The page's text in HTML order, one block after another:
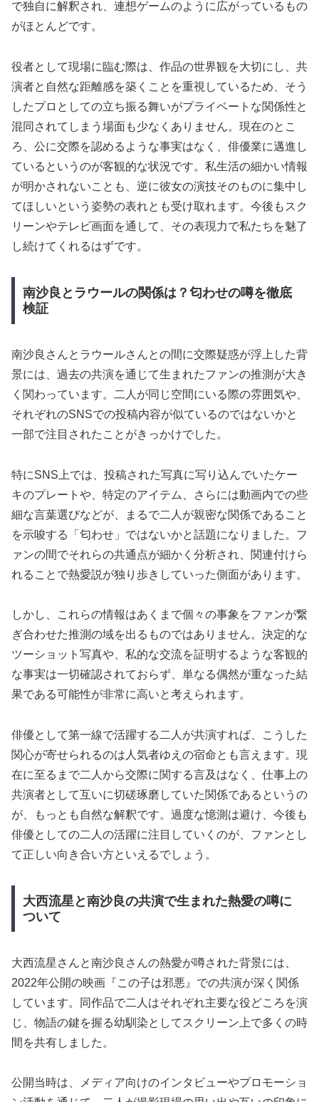
で独自に解釈され、連想ゲームのように広がっているもの
がほとんどです。
役者として現場に臨む際は、作品の世界観を大切にし、共
演者と自然な距離感を築くことを重視しているため、そう
したプロとしての立ち振る舞いがプライベートな関係性と
混同されてしまう場面も少なくありません。現在のとこ
ろ、公に交際を認めるような事実はなく、俳優業に邁進し
ているというのが客観的な状況です。私生活の細かい情報
が明かされないことも、逆に彼女の演技そのものに集中し
てほしいという姿勢の表れとも受け取れます。今後もスク
リーンやテレビ画面を通して、その表現力で私たちを魅了
し続けてくれるはずです。
南沙良とラウールの関係は？匂わせの噂を徹底
検証
南沙良さんとラウールさんとの間に交際疑惑が浮上した背
景には、過去の共演を通じて生まれたファンの推測が大き
く関わっています。二人が同じ空間にいる際の雰囲気や、
それぞれのSNSでの投稿内容が似ているのではないかと
一部で注目されたことがきっかけでした。
特にSNS上では、投稿された写真に写り込んでいたケー
キのプレートや、特定のアイテム、さらには動画内での些
細な言葉選びなどが、まるで二人が親密な関係であること
を示唆する「匂わせ」ではないかと話題になりました。フ
ァンの間でそれらの共通点が細かく分析され、関連付けら
れることで熱愛説が独り歩きしていった側面があります。
しかし、これらの情報はあくまで個々の事象をファンが繋
ぎ合わせた推測の域を出るものではありません。決定的な
ツーショット写真や、私的な交流を証明するような客観的
な事実は一切確認されておらず、単なる偶然が重なった結
果である可能性が非常に高いと考えられます。
俳優として第一線で活躍する二人が共演すれば、こうした
関心が寄せられるのは人気者ゆえの宿命とも言えます。現
在に至るまで二人から交際に関する言及はなく、仕事上の
共演者として互いに切磋琢磨していた関係であるというの
が、もっとも自然な解釈です。過度な憶測は避け、今後も
俳優としての二人の活躍に注目していくのが、ファンとし
て正しい向き合い方といえるでしょう。
大西流星と南沙良の共演で生まれた熱愛の噂に
ついて
大西流星さんと南沙良さんの熱愛が噂された背景には、
2022年公開の映画『この子は邪悪』での共演が深く関係
しています。同作品で二人はそれぞれ主要な役どころを演
じ、物語の鍵を握る幼馴染としてスクリーン上で多くの時
間を共有しました。
公開当時は、メディア向けのインタビューやプロモーショ